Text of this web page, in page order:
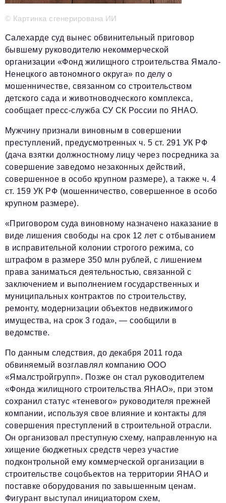
podpiska@business-magazine.online
Отдел по работе с партнерами
partner@business-magazine.online
© Картинка сгенерирована ИИ
Салехарде суд вынес обвинительный приговор
бывшему руководителю некоммерческой
организации «Фонд жилищного строительства Ямало-
Ненецкого автономного округа» по делу о
мошенничестве, связанном со строительством
детского сада и животноводческого комплекса,
сообщает пресс-служба СУ СК России по ЯНАО.
Мужчину признали виновным в совершении
преступлений, предусмотренных ч. 5 ст. 291 УК РФ
(дача взятки должностному лицу через посредника за
совершение заведомо незаконных действий,
совершенное в особо крупном размере), а также ч. 4
ст. 159 УК РФ (мошенничество, совершенное в особо
крупном размере).
«Приговором суда виновному назначено наказание в
виде лишения свободы на срок 12 лет с отбыванием
в исправительной колонии строгого режима, со
штрафом в размере 350 млн рублей, с лишением
права заниматься деятельностью, связанной с
заключением и выполнением государственных и
муниципальных контрактов по строительству,
ремонту, модернизации объектов недвижимого
имущества, на срок 3 года», — сообщили в
ведомстве.
По данным следствия, до декабря 2011 года
обвиняемый возглавлял компанию ООО
«Ямалстройгрупп». Позже он стал руководителем
«Фонда жилищного строительства ЯНАО», при этом
сохранил статус «теневого» руководителя прежней
компании, используя свое влияние и контакты для
совершения преступлений в строительной отрасли.
Он организовал преступную схему, направленную на
хищение бюджетных средств через участие
подконтрольной ему коммерческой организации в
строительстве соцобъектов на территории ЯНАО и
поставке оборудования по завышенным ценам.
Фигурант выступал инициатором схем,